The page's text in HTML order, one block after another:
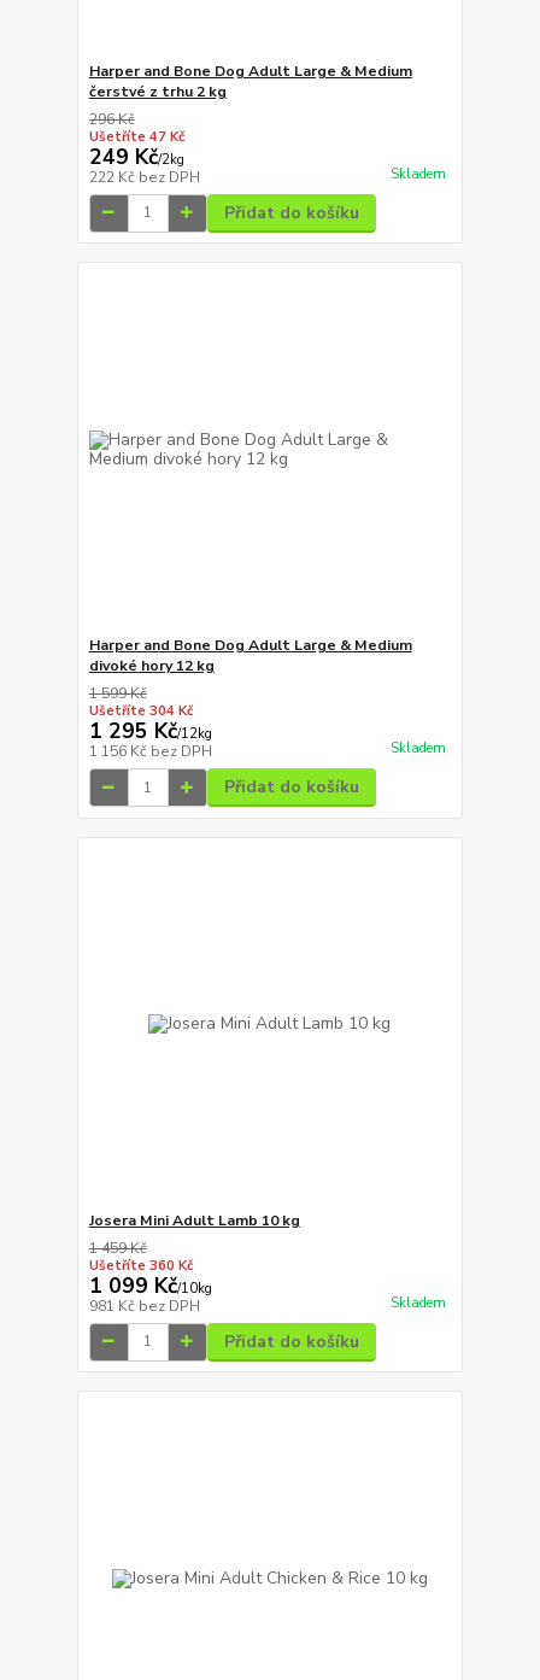
Harper and Bone Dog Adult Large & Medium
čerstvé z trhu 2 kg
296 Kč
Ušetříte 47 Kč
249 Kč/2kg
222 Kč bez DPH Skladem
Přidat do košíku
Harper and Bone Dog Adult Large & Medium
divoké hory 12 kg
1 599 Kč
Ušetříte 304 Kč
1 295 Kč/12kg
1 156 Kč bez DPH Skladem
Přidat do košíku
Josera Mini Adult Lamb 10 kg
1 459 Kč
Ušetříte 360 Kč
1 099 Kč/10kg
981 Kč bez DPH Skladem
Přidat do košíku